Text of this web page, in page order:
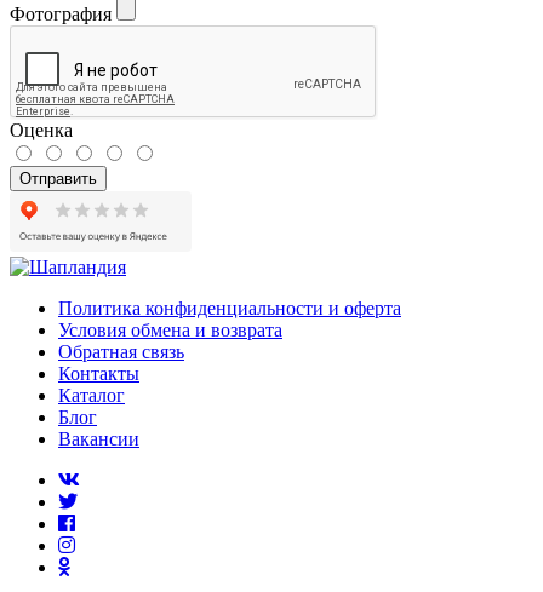
Фотография
Оценка
Отправить
Политика конфиденциальности и оферта
Условия обмена и возврата
Обратная связь
Контакты
Каталог
Блог
Вакансии